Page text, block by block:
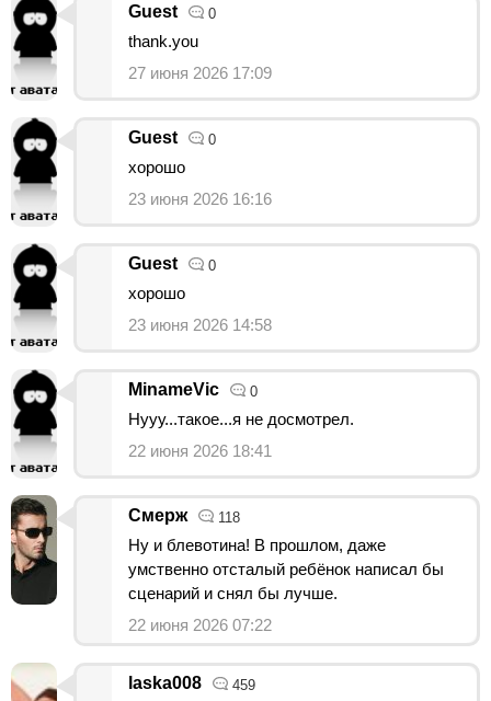
Guest 0
thank.you
27 июня 2026 17:09
Guest 0
хорошо
23 июня 2026 16:16
Guest 0
хорошо
23 июня 2026 14:58
MinameVic 0
Нууу...такое...я не досмотрел.
22 июня 2026 18:41
Смерж 118
Ну и блевотина! В прошлом, даже
умственно отсталый ребёнок написал бы
сценарий и снял бы лучше.
22 июня 2026 07:22
laska008 459